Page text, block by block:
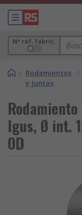
Nº ref. fabric.
/ Rodamientos
y Juntas
/
Rodamiento
Igus, Ø int.
OD